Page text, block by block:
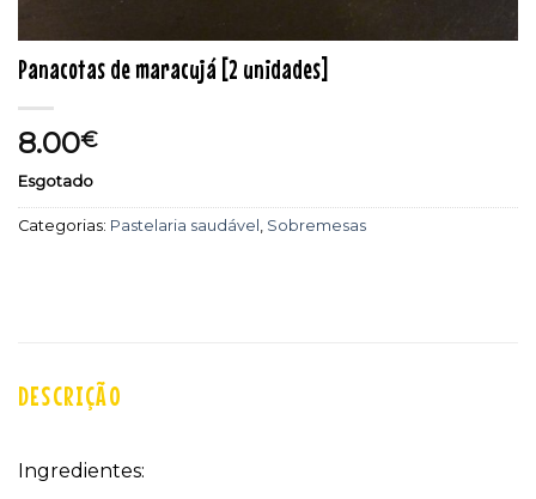
Panacotas de maracujá [2 unidades]
8.00€
Esgotado
Categorias: Pastelaria saudável Sobremesas
DESCRIÇÃO
Ingredientes: